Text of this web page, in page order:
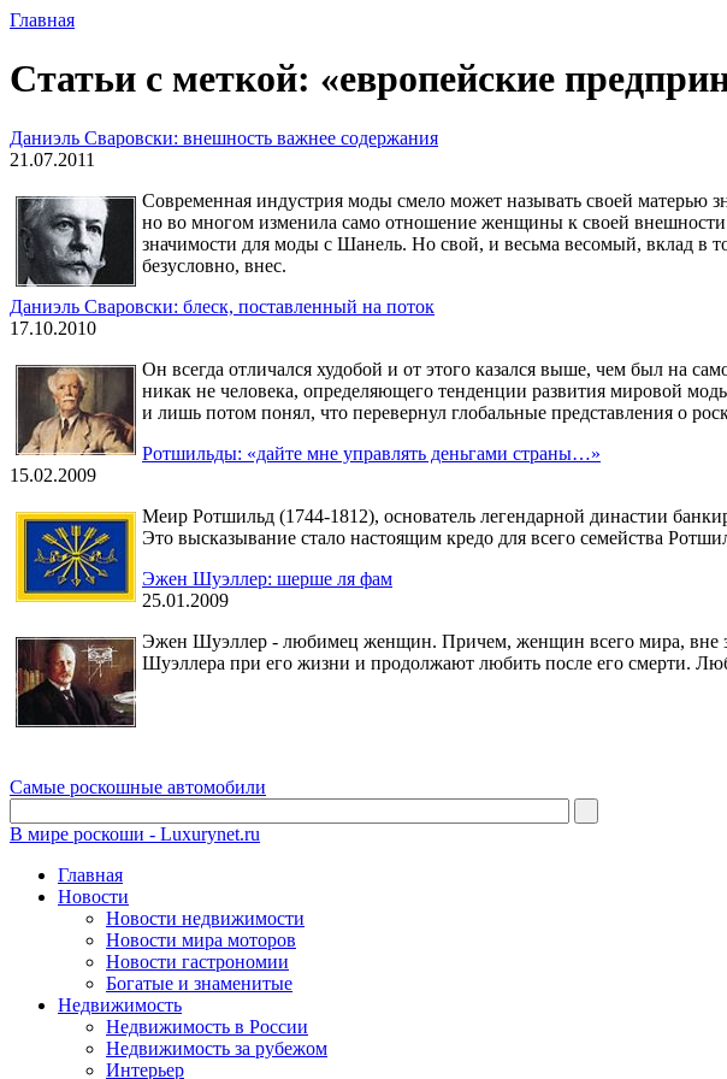
Главная
Статьи с меткой: «европейские
Даниэль Сваровски: внешность важнее содержания
21.07.2011
Современная индустрия моды смело может называть своей
но во многом изменила само отношение женщины к своей
значимости для моды с Шанель. Но свой, и весьма весомый, вклад в
безусловно, внес.
Даниэль Сваровски: блеск, поставленный на поток
17.10.2010
Он всегда отличался худобой и от этого казался выше, чем был на
никак не человека, определяющего тенденции развития мировой
и лишь потом понял, что перевернул глобальные представления о
Ротшильды: «дайте мне управлять деньгами страны…»
15.02.2009
Меир Ротшильд (1744-1812), основатель легендарной династии
Это высказывание стало настоящим кредо для всего семейства
Эжен Шуэллер: шерше ля фам
25.01.2009
Эжен Шуэллер - любимец женщин. Причем, женщин всего мира, вне
Шуэллера при его жизни и продолжают любить после его смерти.
Самые роскошные автомобили
В мире роскоши - Luxurynet.ru
Главная
Новости
Новости недвижимости
Новости мира моторов
Новости гастрономии
Богатые и знаменитые
Недвижимость
Недвижимость в России
Недвижимость за рубежом
Интерьер